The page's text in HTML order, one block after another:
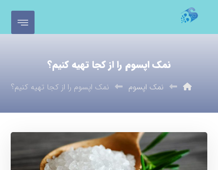
نمک اپسوم را از کجا تهیه کنیم؟
نمک اپسوم نمک اپسوم را از کجا تهیه کنیم؟